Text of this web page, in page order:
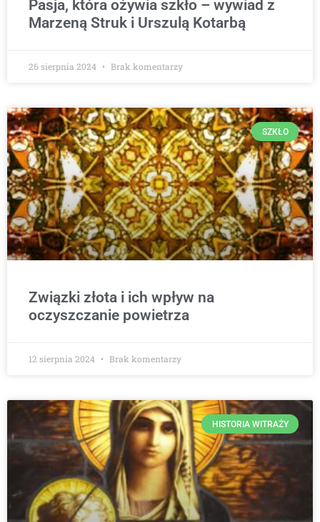
Pasja, która ożywia szkło – wywiad z
Marzeną Struk i Urszulą Kotarbą
26 sierpnia 2024 Brak komentarzy
SZKŁO
Związki złota i ich wpływ na
oczyszczanie powietrza
12 sierpnia 2024 Brak komentarzy
HISTORIA WITRAŻY